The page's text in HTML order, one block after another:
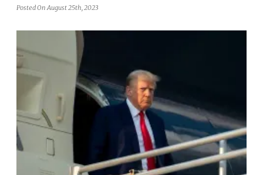
Posted On August 25th, 2023